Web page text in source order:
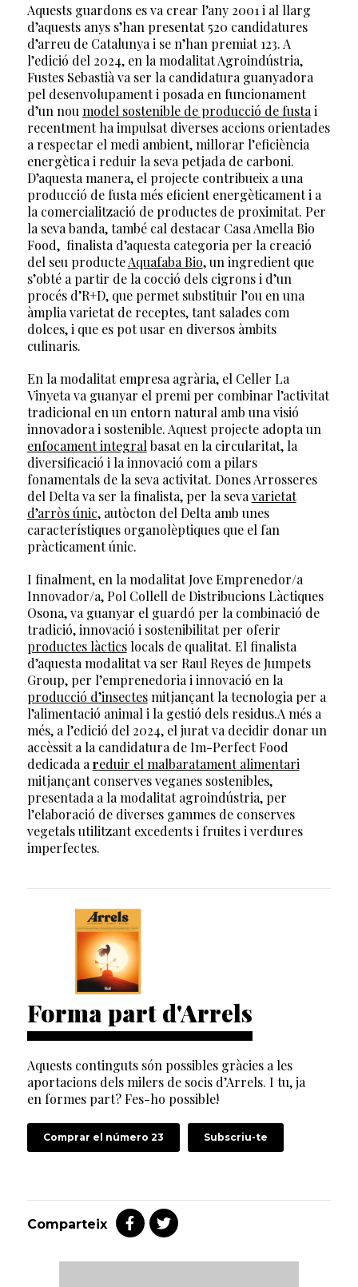
Aquests guardons es va crear l’any 2001 i al llarg
d’aquests anys s’han presentat 520 candidatures
d’arreu de Catalunya i se n’han premiat 123. A
l’edició del 2024, en la modalitat Agroindústria,
Fustes Sebastià va ser la candidatura guanyadora
pel desenvolupament i posada en funcionament
d’un nou model sostenible de producció de fusta i
recentment ha impulsat diverses accions orientades
a respectar el medi ambient, millorar l’eficiència
energètica i reduir la seva petjada de carboni.
D’aquesta manera, el projecte contribueix a una
producció de fusta més eficient energèticament i a
la comercialització de productes de proximitat. Per
la seva banda, també cal destacar Casa Amella Bio
Food, finalista d’aquesta categoria per la creació
del seu producteAquafaba Bio, un ingredient que
s’obté a partir de la cocció dels cigrons i d’un
procés d’R+D, que permet substituir l’ou en una
àmplia varietat de receptes, tant salades com
dolces, i que es pot usar en diversos àmbits
culinaris.
En la modalitat empresa agrària, el Celler La
Vinyeta va guanyar el premi per combinar l’activitat
tradicional en un entorn natural amb una visió
innovadora i sostenible. Aquest projecte adopta un
enfocament integral basat en la circularitat, la
diversificació i la innovació com a pilars
fonamentals de la seva activitat. Dones Arrosseres
del Delta va ser la finalista, per la seva varietat
d’arròs únic, autòcton del Delta amb unes
característiques organolèptiques que el fan
pràcticament únic.
I finalment, en la modalitat Jove Emprenedor/a
Innovador/a, Pol Collell de Distribucions Làctiques
Osona, va guanyar el guardó per la combinació de
tradició, innovació i sostenibilitat per oferir
productes làcticslocals de qualitat. El finalista
d’aquesta modalitat va ser Raul Reyes de Jumpets
Group, per l’emprenedoria i innovació en la
producció d’insectesmitjançant la tecnologia per a
l’alimentació animal i la gestió dels residus.A més a
més, a l’edició del 2024, el jurat va decidir donar un
accèssit a la candidatura de Im-Perfect Food
dedicada a reduir el malbaratament alimentari
mitjançant conserves veganes sostenibles,
presentada a la modalitat agroindústria, per
l’elaboració de diverses gammes de conserves
vegetals utilitzant excedents i fruites i verdures
imperfectes.
Forma part d'Arrels
Aquests continguts són possibles gràcies a les
aportacions dels milers de socis d’Arrels. I tu, ja
en formes part? Fes-ho possible!
Comprar el número 23 Subscriu-te
Comparteix